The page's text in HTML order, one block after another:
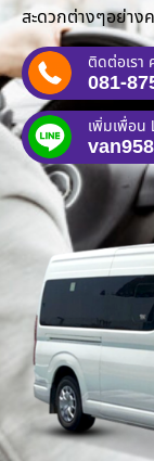
สะดวกต่างๆอย่าง
ติดต่อเรา
081-
เพิ่มเพื่อน
van958